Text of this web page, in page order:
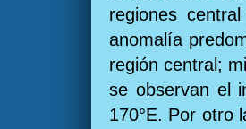
regiones
anomalía
región central;
se observan el
170°E. Por otro